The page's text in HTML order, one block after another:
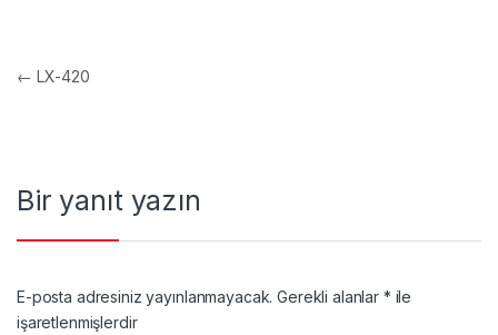
Yazı gezinmesi
← LX-420
Bir yanıt yazın
E-posta adresiniz yayınlanmayacak. Gerekli alanlar * ile
işaretlenmişlerdir